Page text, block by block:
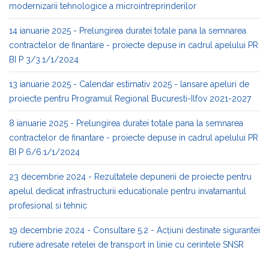
modernizarii tehnologice a microintreprinderilor
14 ianuarie 2025 - Prelungirea duratei totale pana la semnarea
contractelor de finantare - proiecte depuse in cadrul apelului PR
BI P 3/3.1/1/2024
13 ianuarie 2025 - Calendar estimativ 2025 - lansare apeluri de
proiecte pentru Programul Regional Bucuresti-Ilfov 2021-2027
8 ianuarie 2025 - Prelungirea duratei totale pana la semnarea
contractelor de finantare - proiecte depuse in cadrul apelului PR
BI P 6/6.1/1/2024
23 decembrie 2024 - Rezultatele depunerii de proiecte pentru
apelul dedicat infrastructurii educationale pentru invatamantul
profesional si tehnic
19 decembrie 2024 - Consultare 5.2 - Acțiuni destinate sigurantei
rutiere adresate retelei de transport in linie cu cerintele SNSR